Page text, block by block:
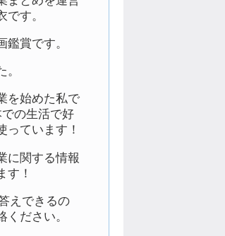
です。
鑑賞です。
を始めた私で
の生活で好
っています！
に関する情報
す！
えできるの
ください。